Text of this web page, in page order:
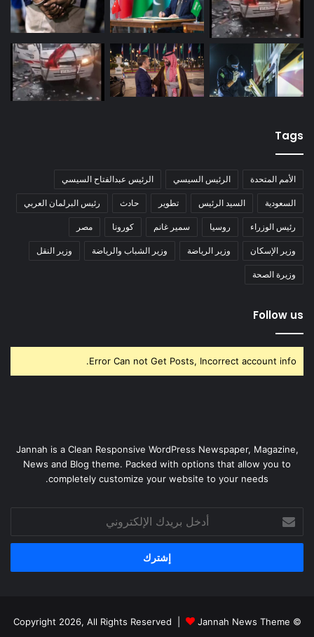
Tags
الأمم المتحدة الرئيس السيسي الرئيس عبدالفتاح السيسي
السعودية السيد الرئيس تطوير حادث رئيس البرلمان العربي
رئيس الوزراء روسيا سمير غانم كورونا مصر
وزير الإسكان وزير الرياضة وزير الشباب والرياضة وزير النقل
وزيرة الصحة
Follow us
Error Can not Get Posts, Incorrect account info.
Jannah is a Clean Responsive WordPress Newspaper, Magazine,
News and Blog theme. Packed with options that allow you to
completely customize your website to your needs.
بريدك
الإلكتروني
© Copyright 2026, All Rights Reserved |
Jannah News Theme